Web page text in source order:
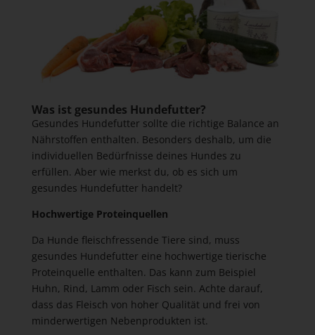
Was ist gesundes Hundefutter?
Gesundes Hundefutter sollte die richtige Balance an
Nährstoffen enthalten. Besonders deshalb, um die
individuellen Bedürfnisse deines Hundes zu
erfüllen. Aber wie merkst du, ob es sich um
gesundes Hundefutter handelt?
Hochwertige Proteinquellen
Da Hunde fleischfressende Tiere sind, muss
gesundes Hundefutter eine hochwertige tierische
Proteinquelle enthalten. Das kann zum Beispiel
Huhn, Rind, Lamm oder Fisch sein. Achte darauf,
dass das Fleisch von hoher Qualität und frei von
minderwertigen Nebenprodukten ist.